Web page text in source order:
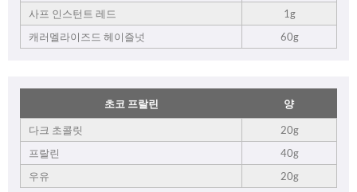
사프 인스턴트 레드
1g
캐러멜라이즈드 헤이즐넛
60g
초코 프랄린 양
다크 초콜릿
20g
프랄린
40g
우유
20g